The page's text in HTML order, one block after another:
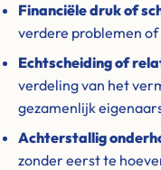
Financiële druk of
verdere problemen
Echtscheiding of
verdeling van het
gezamenlijk
Achterstallig
zonder eerst te